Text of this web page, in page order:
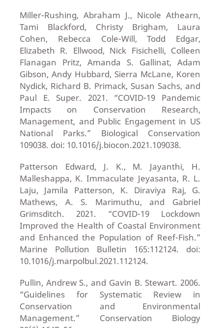
Miller-Rushing, Abraham J., Nicole Athearn,
Tami Blackford, Christy Brigham, Laura
Cohen, Rebecca Cole-Will, Todd Edgar,
Elizabeth R. Ellwood, Nick Fisichelli, Colleen
Flanagan Pritz, Amanda S. Gallinat, Adam
Gibson, Andy Hubbard, Sierra McLane, Koren
Nydick, Richard B. Primack, Susan Sachs, and
Paul E. Super. 2021. “COVID-19 Pandemic
Impacts on Conservation Research,
Management, and Public Engagement in US
National Parks.” Biological Conservation
109038. doi: 10.1016/j.biocon.2021.109038.
Patterson Edward, J. K., M. Jayanthi, H.
Malleshappa, K. Immaculate Jeyasanta, R. L.
Laju, Jamila Patterson, K. Diraviya Raj, G.
Mathews, A. S. Marimuthu, and Gabriel
Grimsditch. 2021. “COVID-19 Lockdown
Improved the Health of Coastal Environment
and Enhanced the Population of Reef-Fish.”
Marine Pollution Bulletin 165:112124. doi:
10.1016/j.marpolbul.2021.112124.
Pullin, Andrew S., and Gavin B. Stewart. 2006.
“Guidelines for Systematic Review in
Conservation and Environmental
Management.” Conservation Biology